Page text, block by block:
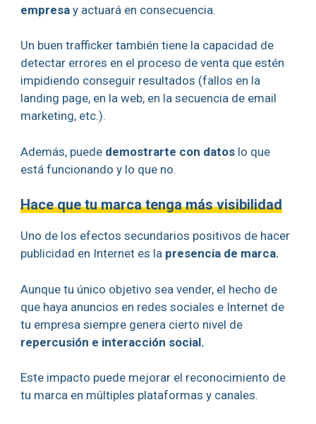
empresay actuará en consecuencia.
Un buen trafficker también tiene la capacidad de
detectar errores en el proceso de venta que estén
impidiendo conseguir resultados (fallos en la
landing page, en la web, en la secuencia de email
marketing, etc.).
Además, puede demostrarte con datoslo que
está funcionando y lo que no.
Hace que tu marca tenga más visibilidad
Uno de los efectos secundarios positivos de hacer
publicidad en Internet es la presencia de marca.
Aunque tu único objetivo sea vender, el hecho de
que haya anuncios en redes sociales e Internet de
tu empresa siempre genera cierto nivel de
repercusión e interacción social.
Este impacto puede mejorar el reconocimiento de
tu marca en múltiples plataformas y canales.